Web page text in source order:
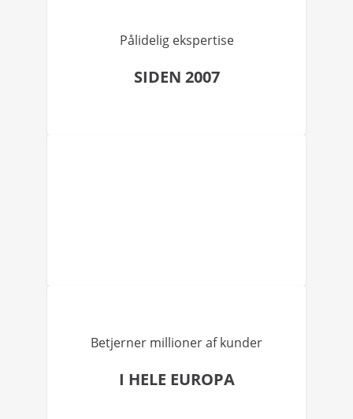
Pålidelig ekspertise
SIDEN 2007
Betjerner millioner af kunder
I HELE EUROPA